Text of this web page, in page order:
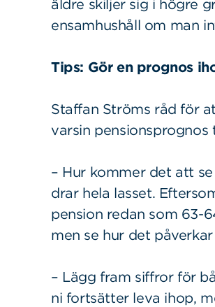
äldre skiljer sig i högre
ensamhushåll om man
Tips: Gör en prognos
Staffan Ströms råd för
varsin pensionsprognos
– Hur kommer det att
drar hela lasset.
pension redan som 63-
men se hur det
– Lägg fram siffror för
ni fortsätter leva ihop,